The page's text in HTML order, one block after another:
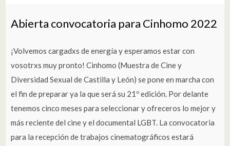
Abierta convocatoria para Cinhomo 2022
¡Volvemos cargadxs de energía y esperamos estar con
vosotrxs muy pronto! Cinhomo (Muestra de Cine y
Diversidad Sexual de Castilla y León) se pone en marcha con
el fin de preparar ya la que será su 21º edición. Por delante
tenemos cinco meses para seleccionar y ofreceros lo mejor y
más reciente del cine y el documental LGBT. La convocatoria
para la recepción de trabajos cinematográficos estará